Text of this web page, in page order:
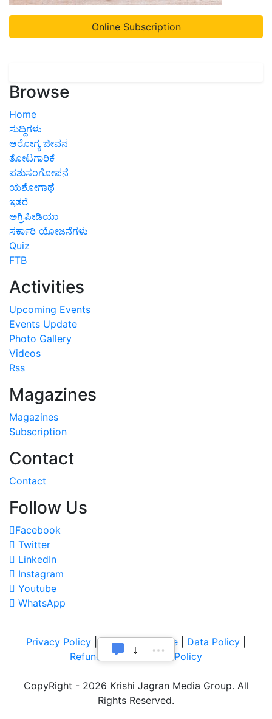
Online Subscription
Browse
Home
ಸುದ್ದಿಗಳು
ಆರೋಗ್ಯ ಜೀವನ
ತೋಟಗಾರಿಕೆ
ಪಶುಸಂಗೋಪನೆ
ಯಶೋಗಾಥೆ
ಇತರೆ
ಅಗ್ರಿಪೀಡಿಯಾ
ಸರ್ಕಾರಿ ಯೋಜನೆಗಳು
Quiz
FTB
Activities
Upcoming Events
Events Update
Photo Gallery
Videos
Rss
Magazines
Magazines
Subscription
Contact
Contact
Follow Us
Facebook
Twitter
LinkedIn
Instagram
Youtube
WhatsApp
Privacy Policy |Terms of Service Data Policy
Refund & Cancellation Policy
CopyRight - 2026 Krishi Jagran Media Group. All
Rights Reserved.